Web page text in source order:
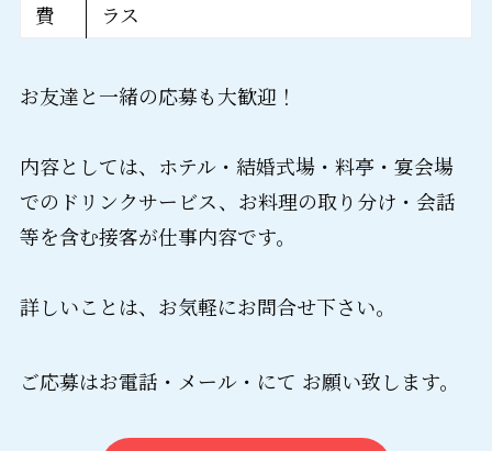
費
ラス
お友達と一緒の応募も大歓迎！
内容としては、ホテル・結婚式場・料亭・宴会場
でのドリンクサービス、お料理の取り分け・会話
等を含む接客が仕事内容です。
詳しいことは、お気軽にお問合せ下さい。
ご応募はお電話・メール・にて お願い致します。